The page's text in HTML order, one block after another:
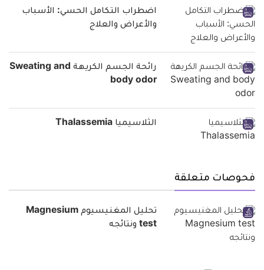
اضطراب التكامل الحسي: الأسباب
والأعراض والعلاج
رائحة الجسم الكريهة Sweating and
body odor
الثلاسيميا Thalassemia
فحوصات متعلقة
تحليل المغنيسيوم Magnesium
test ونتائجه